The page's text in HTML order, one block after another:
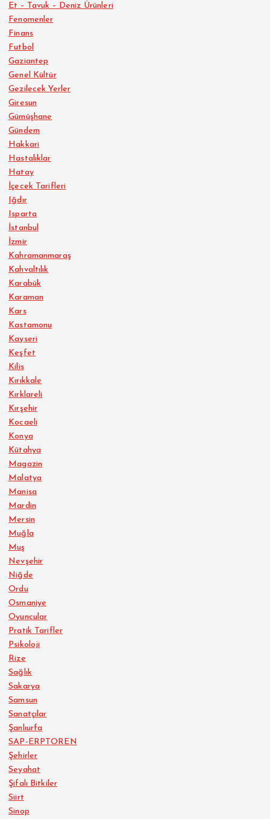
Et – Tavuk – Deniz Ürünleri
Fenomenler
Finans
Futbol
Gaziantep
Genel Kültür
Gezilecek Yerler
Giresun
Gümüşhane
Gündem
Hakkari
Hastalıklar
Hatay
İçecek Tarifleri
Iğdır
Isparta
İstanbul
İzmir
Kahramanmaraş
Kahvaltılık
Karabük
Karaman
Kars
Kastamonu
Kayseri
Keşfet
Kilis
Kırıkkale
Kırklareli
Kırşehir
Kocaeli
Konya
Kütahya
Magazin
Malatya
Manisa
Mardin
Mersin
Muğla
Muş
Nevşehir
Niğde
Ordu
Osmaniye
Oyuncular
Pratik Tarifler
Psikoloji
Rize
Sağlık
Sakarya
Samsun
Sanatçılar
Şanlıurfa
SAP-ERPTOREN
Şehirler
Seyahat
Şifalı Bitkiler
Siirt
Sinop